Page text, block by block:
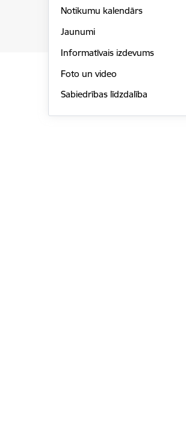
Notikumu kalendārs
Jaunumi
Informatīvais izdevums
Foto un video
Sabiedrības līdzdalība